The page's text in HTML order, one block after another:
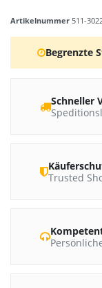
Artikelnummer 511-
Begrenzte
Schneller
Trusted